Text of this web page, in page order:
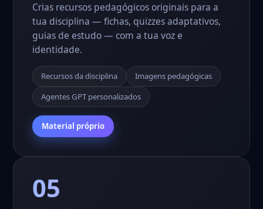
Crias recursos pedagógicos originais para a
tua disciplina — fichas, quizzes adaptativos,
guias de estudo — com a tua voz e
identidade.
Recursos da disciplina
Imagens pedagógicas
Agentes GPT personalizados
Material próprio
05